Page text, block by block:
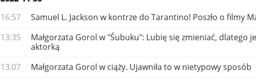
16:57
Samuel L. Jackson w kontrze do Tarantino! Poszło o filmy
13:35
Małgorzata Gorol w "Śubuku": Lubię się zmieniać, dlatego
aktorką
13:07
Małgorzata Gorol w ciąży. Ujawniła to w nietypowy sposób